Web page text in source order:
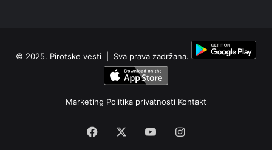
© 2025. Pirotske vesti | Sva prava zadržana.
Marketing Politika privatnosti Kontakt
Facebook YouTubeInstagram